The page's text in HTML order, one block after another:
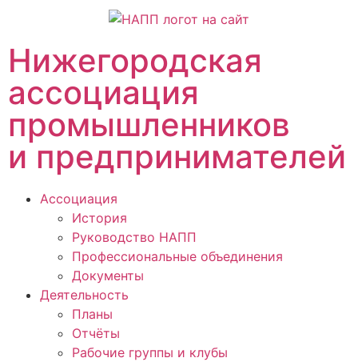
Нижегородская
ассоциация
промышленников
и предпринимателей
Ассоциация
История
Руководство НАПП
Профессиональные объединения
Документы
Деятельность
Планы
Отчёты
Рабочие группы и клубы